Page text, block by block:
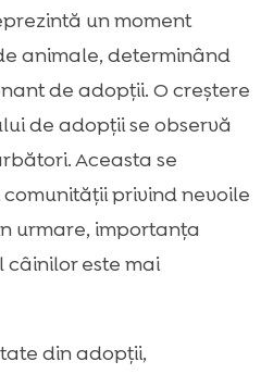
un moment
animale, determinând
de adopții. O creștere
de adopții se observă
Aceasta se
privind nevoile
urmare, importanța
câinilor este mai
din adopții,